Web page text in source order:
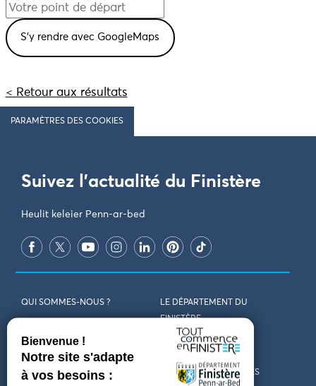
< Retour aux résultats
PARAMÈTRES DES COOKIES
Suivez l'actualité du Finistère
Heulit keleier Penn-ar-bed
QUI SOMMES-NOUS ?
LE DÉPARTEMENT DU
FINISTÈRE
REJOIGNEZ-NOUS VENIR EN FINISTÈRE
CONTACT CARTES ET BROCHURES